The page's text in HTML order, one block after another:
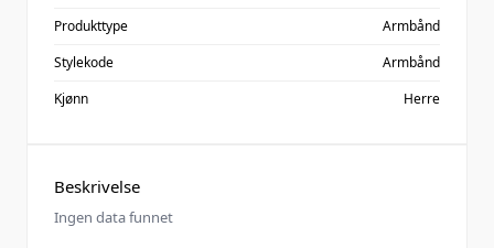
Beskrivelse
Ingen data funnet
Produkttype
Armbånd
Stylekode
Armbånd
Kjønn
Herre